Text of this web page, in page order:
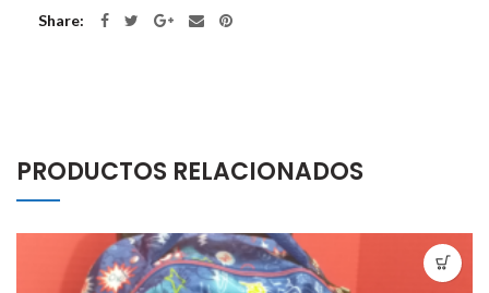
Share
PRODUCTOS RELACIONADOS